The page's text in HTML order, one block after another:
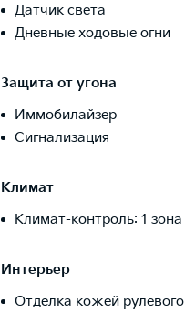
Датчик света
Дневные ходовые огни
Защита от угона
Иммобилайзер
Сигнализация
Климат
Климат-контроль: 1 зона
Интерьер
Отделка кожей рулевого